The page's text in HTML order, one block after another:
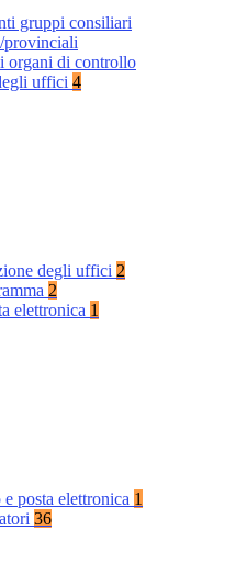
gruppi consiliari
provinciali
organi di controllo
uffici 4
degli uffici 2
2
elettronica 1
posta elettronica 1
36